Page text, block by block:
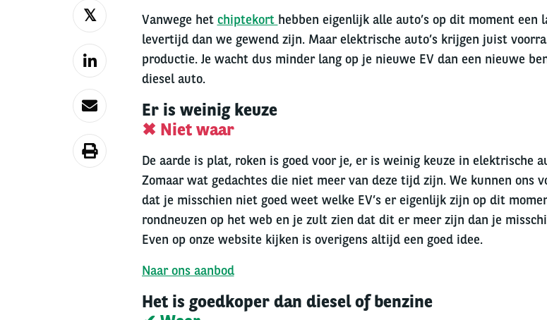
Vanwege het chiptekort hebben eigenlijk alle auto’s op dit moment een
levertijd dan we gewend zijn. Maar elektrische auto’s krijgen juist
productie. Je wacht dus minder lang op je nieuwe EV dan een nieuwe
diesel auto.
Er is weinig keuze
✖ Niet waar
De aarde is plat, roken is goed voor je, er is weinig keuze in elektrische
Zomaar wat gedachtes die niet meer van deze tijd zijn. We kunnen ons
dat je misschien niet goed weet welke EV’s er eigenlijk zijn op dit
rondneuzen op het web en je zult zien dat dit er meer zijn dan je
Even op onze website kijken is overigens altijd een goed idee.
Naar ons aanbod
Het is goedkoper dan diesel of benzine